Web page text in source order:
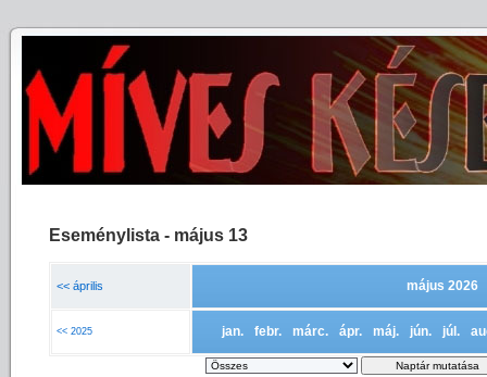
Eseménylista - május 13
<< április május 2026
<< 2025 jan. febr. márc. ápr. máj. jún. júl.